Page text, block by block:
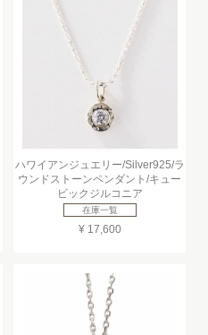
ハワイアンジュエリー/Silver925/ラ
ウンドストーンペンダント/キュー
ビックジルコニア
在庫一覧
¥ 17,600